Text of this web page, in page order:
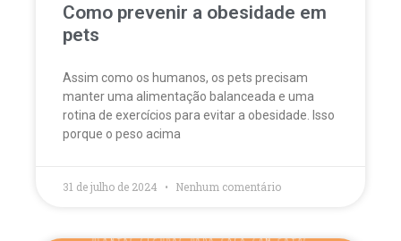
Como prevenir a obesidade em
pets
Assim como os humanos, os pets precisam
manter uma alimentação balanceada e uma
rotina de exercícios para evitar a obesidade. Isso
porque o peso acima
31 de julho de 2024 Nenhum comentário